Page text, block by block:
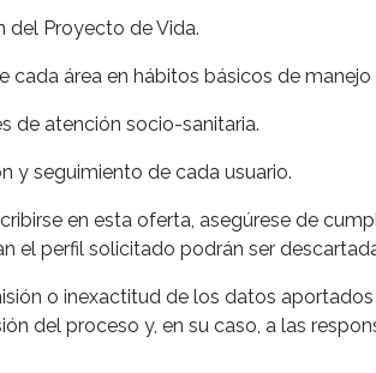
del Proyecto de Vida.
cada área en hábitos básicos de manejo
de atención socio-sanitaria.
y seguimiento de cada usuario.
en esta oferta, asegúrese de
el perfil solicitado podrán ser
o inexactitud de los datos
del proceso y, en su caso, a las